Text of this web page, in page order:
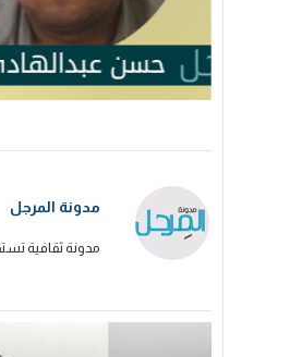
مدونة المرجل
مدونة ثقافية